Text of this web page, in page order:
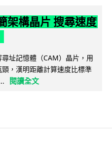
架構晶片 搜尋速度
址記憶體（CAM）晶片，用
，漢明距離計算速度比標準
閱讀全文